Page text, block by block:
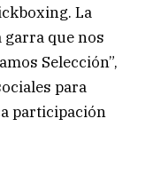
La
garra que nos
Selección”,
para
participación